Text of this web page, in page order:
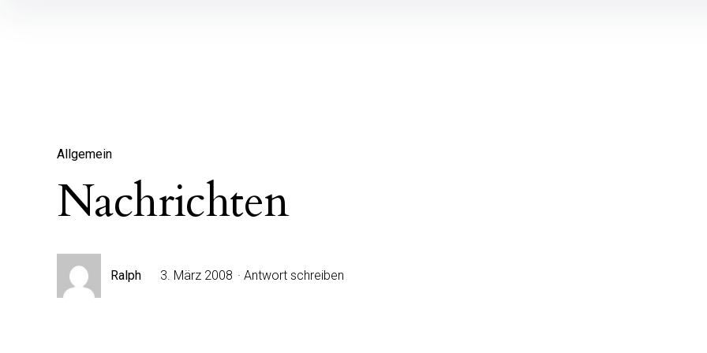
Allgemein
Nachrichten
Ralph 3. März 2008 Antwort schreiben